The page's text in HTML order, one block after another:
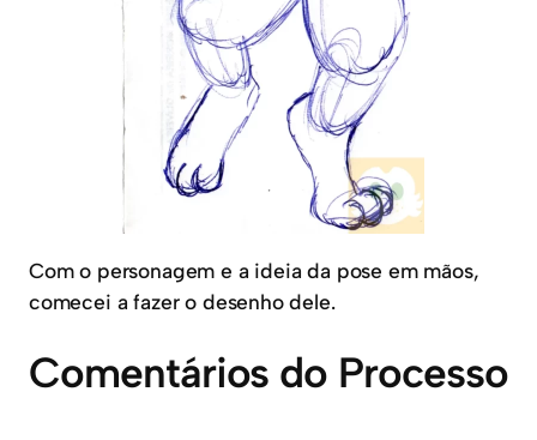
Com o personagem e a ideia da pose em mãos,
comecei a fazer o desenho dele.
Comentários do Processo